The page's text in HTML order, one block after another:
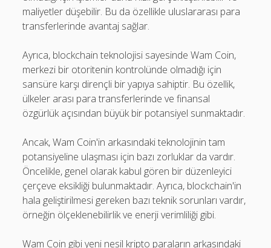
maliyetler düşebilir. Bu da özellikle uluslararası para
transferlerinde avantaj sağlar.
Ayrıca, blockchain teknolojisi sayesinde Wam Coin,
merkezi bir otoritenin kontrolünde olmadığı için
sansüre karşı dirençli bir yapıya sahiptir. Bu özellik,
ülkeler arası para transferlerinde ve finansal
özgürlük açısından büyük bir potansiyel sunmaktadır.
Ancak, Wam Coin'in arkasındaki teknolojinin tam
potansiyeline ulaşması için bazı zorluklar da vardır.
Öncelikle, genel olarak kabul gören bir düzenleyici
çerçeve eksikliği bulunmaktadır. Ayrıca, blockchain'in
hala geliştirilmesi gereken bazı teknik sorunları vardır,
örneğin ölçeklenebilirlik ve enerji verimliliği gibi.
Wam Coin gibi yeni nesil kripto paraların arkasındaki